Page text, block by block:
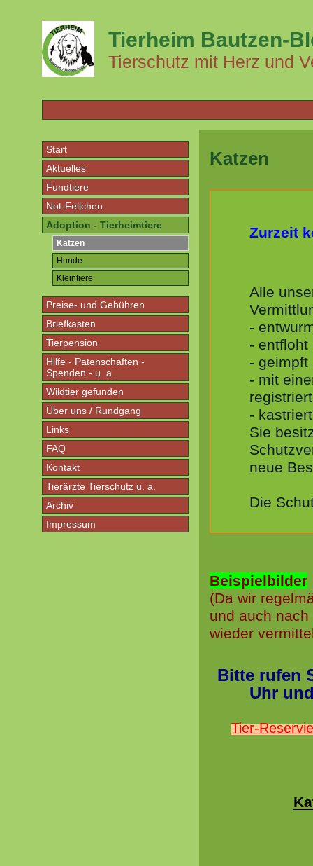
Tierheim Bautzen-
Tierschutz mit Herz und
Start
Aktuelles
Fundtiere
Not-Fellchen
Adoption - Tierheimtiere
Katzen
Hunde
Kleintiere
Preise- und Gebühren
Briefkasten
Tierpension
Hilfe - Patenschaften -
Spenden - u. a.
Wildtier gefunden
Über uns / Rundgang
Links
FAQ
Kontakt
Tierärzte Tierschutz u. a.
Archiv
Impressum
Katzen
Zurzeit
Alle
-
- entfloht
- geimpft
- mit
registriert
- kastriert
Sie
neue
Die
Beispielbilder
(Da wir
und auch
wieder
Bitte rufen
Uhr
Tier-